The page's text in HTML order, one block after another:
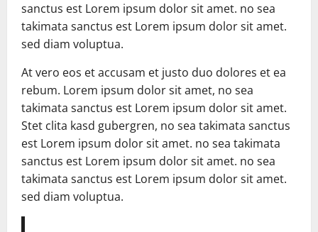
sanctus est Lorem ipsum dolor sit amet. no sea
takimata sanctus est Lorem ipsum dolor sit amet.
sed diam voluptua.
At vero eos et accusam et justo duo dolores et ea
rebum. Lorem ipsum dolor sit amet, no sea
takimata sanctus est Lorem ipsum dolor sit amet.
Stet clita kasd gubergren, no sea takimata sanctus
est Lorem ipsum dolor sit amet. no sea takimata
sanctus est Lorem ipsum dolor sit amet. no sea
takimata sanctus est Lorem ipsum dolor sit amet.
sed diam voluptua.